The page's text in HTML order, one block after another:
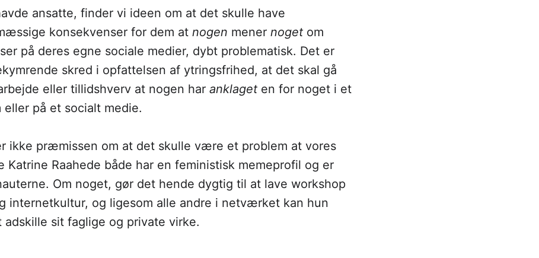
ansatte, finder vi ideen om at det skulle have
konsekvenser for dem at nogen mener noget om
på deres egne sociale medier, dybt problematisk. Det er
skred i opfattelsen af ytringsfrihed, at det skal gå
eller tillidshverv at nogen har anklaget en for noget i et
eller på et socialt medie.
ikke præmissen om at det skulle være et problem at vores
Katrine Raahede både har en feministisk memeprofil og er
Om noget, gør det hende dygtig til at lave workshop
internetkultur, og ligesom alle andre i netværket kan hun
adskille sit faglige og private virke.